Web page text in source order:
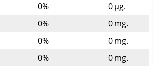
0% 0 µg.
0% 0 mg.
0% 0 mg.
0% 0 mg.